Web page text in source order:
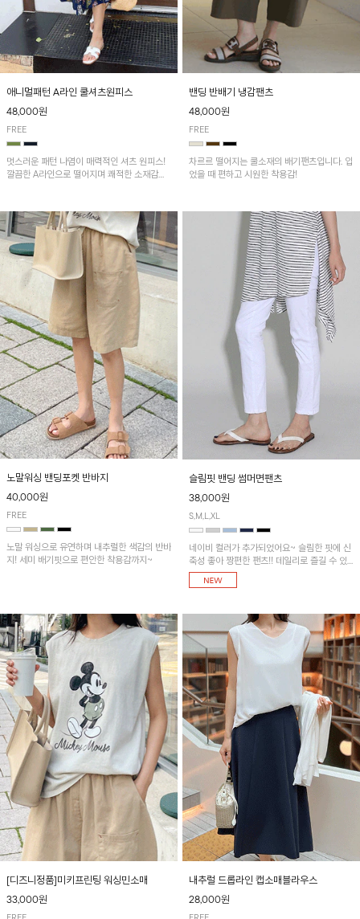
애니멀패턴 A라인 쿨셔츠원피스
48,000원
FREE
멋스러운 패턴 나염이 매력적인 셔츠 원피스!
깔끔한 A라인으로 떨어지며 쾌적한 소재감으
밴딩 반배기 냉감팬츠
48,000원
FREE
차르르 떨어지는 쿨소재의 배기팬츠입니다. 입
었을 때 편하고 시원한 착용감!
노말워싱 밴딩포켓 반바지
40,000원
FREE
노말 워싱으로 유연하며 내추럴한 색감의 반바
지! 세미 배기핏으로 편안한 착용감까지~
슬림핏 밴딩 썸머면팬츠
38,000원
S,M,L,XL
네이비 컬러가 추가되었어요~ 슬림한 핏에 신
축성 좋아 짱편한 팬츠!! 데일리로 즐길 수 있
는 기본 컬러들로 준비했어요~
[디즈니정품]미키프린팅 워싱민소매
33,000원
내추럴 드롭라인 캡소매블라우스
28,000원